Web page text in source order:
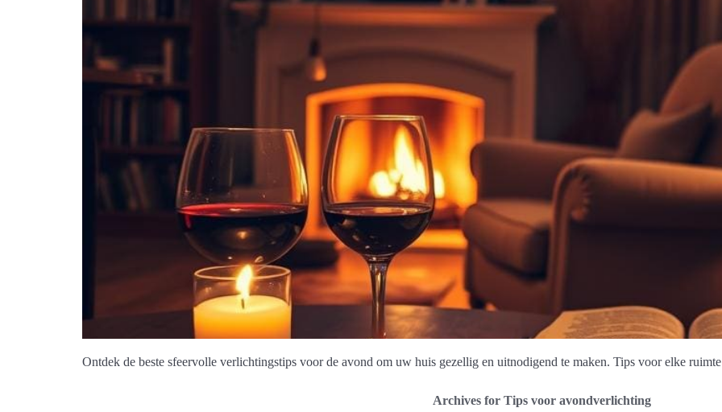
Ontdek de beste sfeervolle verlichtingstips voor de avond om uw huis gezellig en uitnodigend te maken. Tips voor elke
Archives for Tips voor avondverlichting